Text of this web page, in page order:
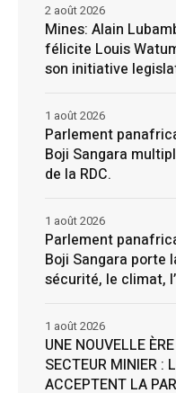
Mines: Alain
félicite Louis
son initiative
2 août 2026
Parlement
Boji Sangara
de la RDC.
1 août 2026
Parlement
Boji Sangara porte
sécurité, le climat,
1 août 2026
UNE NOUVELLE
SECTEUR MINIER :
ACCEPTENT LA
1 août 2026